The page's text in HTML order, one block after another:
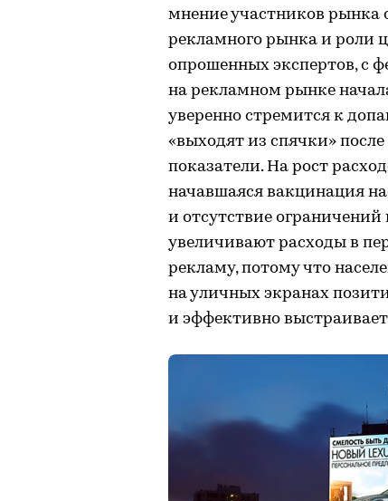
мнение участников рынка
рекламного рынка и
опрошенных экспертов, с
на рекламном рынке
уверенно стремится к
«выходят из спячки»
показатели. На рост
начавшаяся вакцинация
и отсутствие
увеличивают расходы в
рекламу, потому что
на уличных экранах
и эффективно